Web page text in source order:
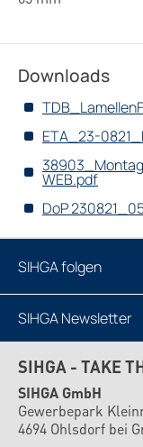
Downloads
ETA_23-
WEB.pdf
DoP
SIHGA folgen
SIHGA Newsletter
SIHGA - TAKE
SIHGA GmbH
Gewerbepark
4694 Ohlsdorf bei